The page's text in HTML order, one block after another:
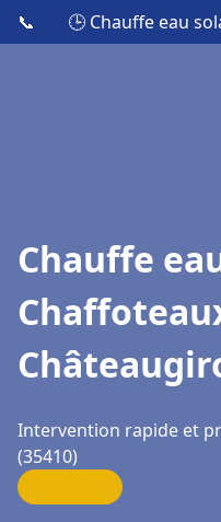
📞 🕒 Chauffe eau
Chauffe
Intervention rapide et
(35410)